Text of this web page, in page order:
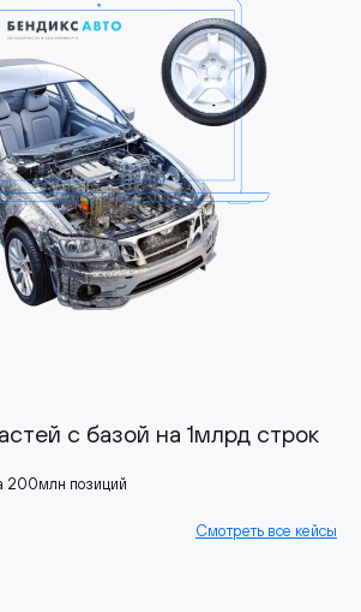
с базой на 1млрд строк
200млн позиций
Смотреть все кейсы